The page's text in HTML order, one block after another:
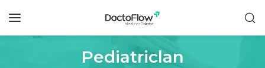
Pediatriclan